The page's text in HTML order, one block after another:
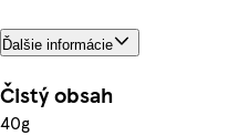
Ďalšie informácie
Čistý obsah
40g